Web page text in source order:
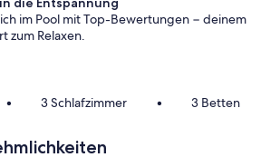
Thermalsee Heviz
im Pool mit Top-Bewertungen − deinem
zum Relaxen.
• 3 Schlafzimmer • 3 Betten